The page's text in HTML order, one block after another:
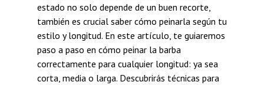
estado no solo depende de un buen recorte,
también es crucial saber cómo peinarla según tu
estilo y longitud. En este artículo, te guiaremos
paso a paso en cómo peinar la barba
correctamente para cualquier longitud: ya sea
corta, media o larga. Descubrirás técnicas para